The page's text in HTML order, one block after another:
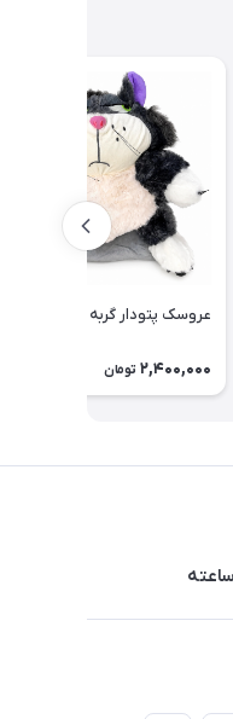
عروسک پتودار گربه کد ۱
2,400,000 تومان